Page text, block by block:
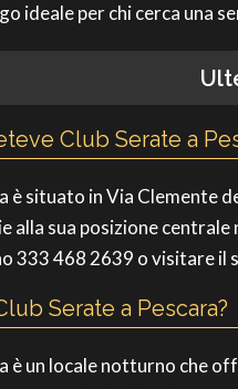
ideale per chi cerca una
Club Serate a
è situato in Via
alla sua posizione
333 468 2639 o visitare il
Serate a Pescara?
è un locale notturno che